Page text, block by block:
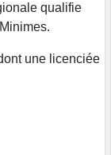
qualifie
une licenciée